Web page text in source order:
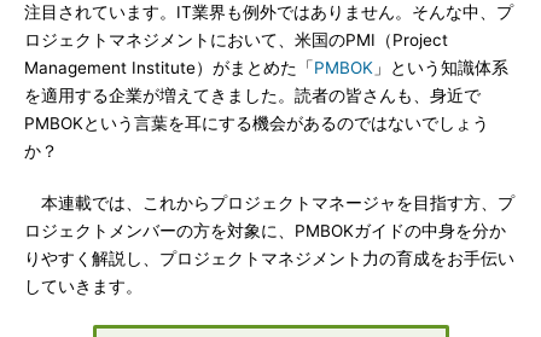
注目されています。IT業界も例外ではありません。そんな中、プ
ロジェクトマネジメントにおいて、米国のPMI（Project
Management Institute）がまとめた「PMBOK 」という知識体系
を適用する企業が増えてきました。読者の皆さんも、身近で
PMBOKという言葉を耳にする機会があるのではないでしょう
か？
本連載では、これからプロジェクトマネージャを目指す方、プ
ロジェクトメンバーの方を対象に、PMBOKガイドの中身を分か
りやすく解説し、プロジェクトマネジメント力の育成をお手伝い
していきます。